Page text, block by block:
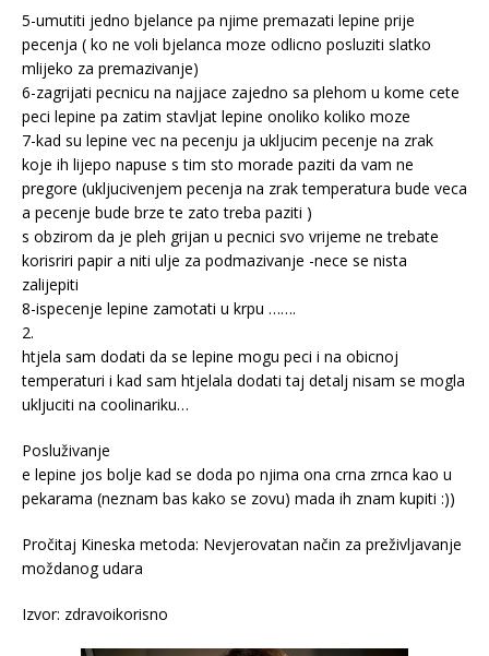
5-umutiti jedno bjelance pa njime premazati lepine prije
pecenja ( ko ne voli bjelanca moze odlicno posluziti slatko
mlijeko za premazivanje)
6-zagrijati pecnicu na najjace zajedno sa plehom u kome cete
peci lepine pa zatim stavljat lepine onoliko koliko moze
7-kad su lepine vec na pecenju ja ukljucim pecenje na zrak
koje ih lijepo napuse s tim sto morade paziti da vam ne
pregore (ukljucivenjem pecenja na zrak temperatura bude veca
a pecenje bude brze te zato treba paziti )
s obzirom da je pleh grijan u pecnici svo vrijeme ne trebate
korisriri papir a niti ulje za podmazivanje -nece se nista
zalijepiti
8-ispecenje lepine zamotati u krpu …….
2.
htjela sam dodati da se lepine mogu peci i na obicnoj
temperaturi i kad sam htjelala dodati taj detalj nisam se mogla
ukljuciti na coolinariku…
Posluživanje
e lepine jos bolje kad se doda po njima ona crna zrnca kao u
pekarama (neznam bas kako se zovu) mada ih znam kupiti :))
Pročitaj Kineska metoda: Nevjerovatan način za preživljavanje
moždanog udara
Izvor: zdravoikorisno